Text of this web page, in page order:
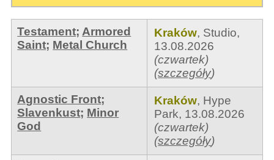
Testament; Armored
Saint; Metal Church
Kraków, Studio,
13.08.2026
(czwartek)
(szczegóły)
Agnostic Front;
Slavenkust; Minor
God
Kraków, Hype
Park, 13.08.2026
(czwartek)
(szczegóły)